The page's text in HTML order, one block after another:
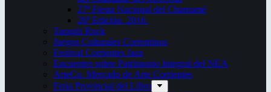
27ª Fiesta Nacional del Chamamé
26ª Edición. 2016.
Taragüi Rock
Juegos Culturales Correntinos
Festival Corrientes Jazz
Encuentro sobre Patrimonio Integral del NEA
ArteCo. Mercado de Arte Corrientes
Feria Provincial del Libro